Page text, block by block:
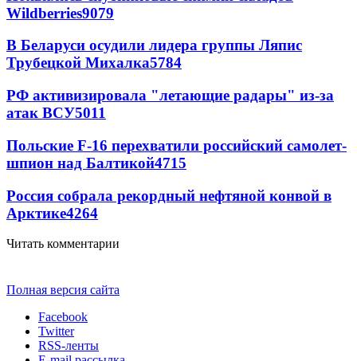
Wildberries9079
В Беларуси осудили лидера группы Ляпис
Трубецкой Михалка5784
РФ активизировала "летающие радары" из-за
атак ВСУ5011
Польские F-16 перехватили российский самолет-
шпион над Балтикой4715
Россия собрала рекордный нефтяной конвой в
Арктике4264
Читать комментарии
Полная версия сайта
Facebook
Twitter
RSS-ленты